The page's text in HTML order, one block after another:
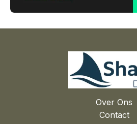
Over Ons
Contact